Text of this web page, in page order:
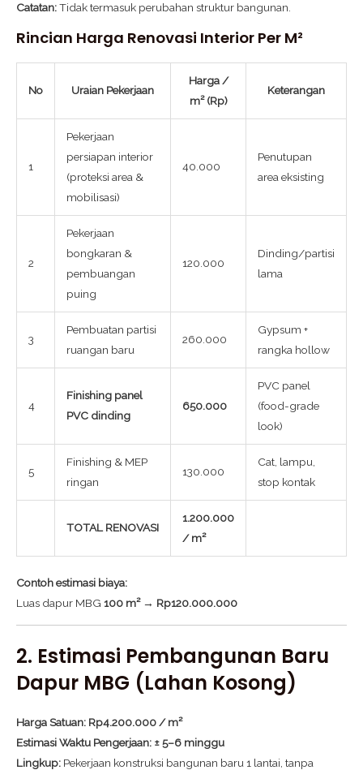
Catatan:Tidak termasuk perubahan struktur bangunan.
Rincian Harga Renovasi Interior Per M²
No Uraian Pekerjaan
Harga /
m² (Rp)
Keterangan
1
Pekerjaan
persiapan interior
(proteksi area &
mobilisasi)
40.000
Penutupan
area eksisting
2
Pekerjaan
bongkaran &
pembuangan
puing
120.000
Dinding/partisi
lama
3
Pembuatan partisi
ruangan baru
260.000
Gypsum +
rangka hollow
4
Finishing panel
PVC dinding
650.000
PVC panel
(food-grade
look)
5
Finishing & MEP
ringan
130.000
Cat, lampu,
stop kontak
TOTAL RENOVASI
1.200.000
/ m²
Contoh estimasi biaya:
Luas dapur MBG 100 m²→ Rp120.000.000
2. Estimasi Pembangunan Baru
Dapur MBG (Lahan Kosong)
Harga Satuan: Rp4.200.000 / m²
Estimasi Waktu Pengerjaan: ± 5–6 minggu
Lingkup: Pekerjaan konstruksi bangunan baru 1 lantai, tanpa